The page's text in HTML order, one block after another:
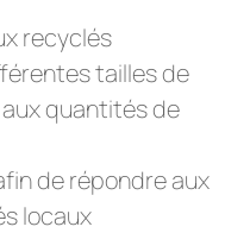
recyclés
tailles de
quantités de
de répondre aux
locaux